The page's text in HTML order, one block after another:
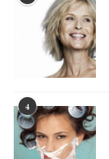
4